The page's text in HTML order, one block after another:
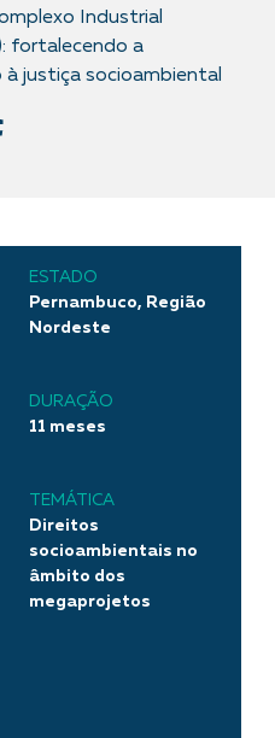
Industrial
fortalecendo a
justiça socioambiental
ESTADO
Pernambuco, Região
Nordeste
DURAÇÃO
11 meses
TEMÁTICA
Direitos
socioambientais no
âmbito dos
megaprojetos